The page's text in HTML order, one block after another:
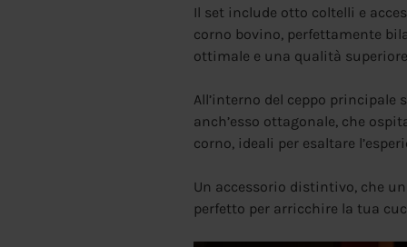
Il set include otto coltelli e
corno bovino, perfettamente
ottimale e una qualità
All’interno del ceppo principale
anch’esso ottagonale, che
corno, ideali per esaltare
Un accessorio distintivo, che
perfetto per arricchire la tua